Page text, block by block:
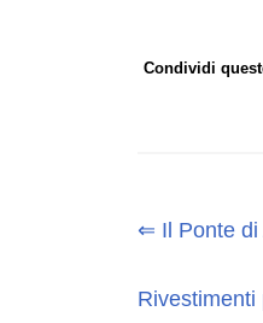
Condividi
⇐ Il Ponte di